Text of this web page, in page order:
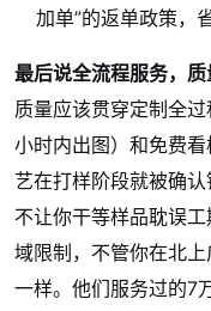
加单”的返单政策，
最后说全流程服务，质
质量应该贯穿定制全
小时内出图）和免费
艺在打样阶段就被确
不让你干等样品耽误
域限制，不管你在北
一样。他们服务过的7